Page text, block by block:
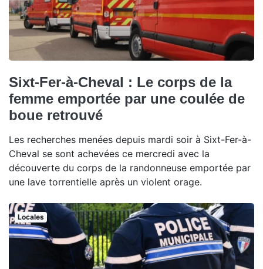
Sixt-Fer-à-Cheval : Le corps de la
femme emportée par une coulée de
boue retrouvé
Les recherches menées depuis mardi soir à Sixt-Fer-à-
Cheval se sont achevées ce mercredi avec la
découverte du corps de la randonneuse emportée par
une lave torrentielle après un violent orage.
Locales